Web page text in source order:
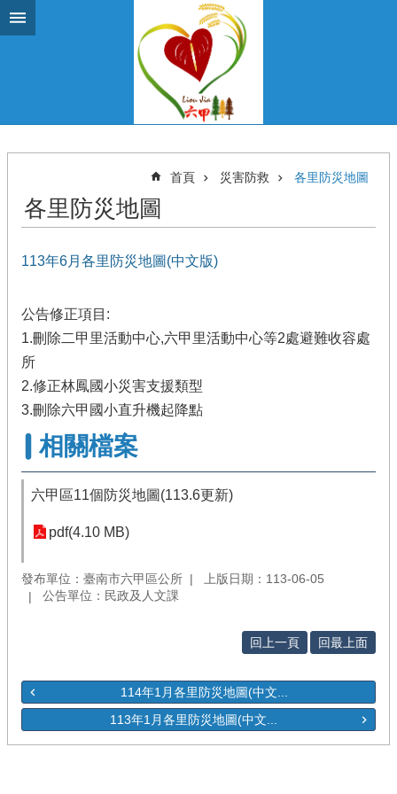
跳到主要內容區塊
首頁 災害防救 各里防災地圖
各里防災地圖
113年6月各里防災地圖(中文版)
公告修正項目:
1.刪除二甲里活動中心,六甲里活動中心等2處避難收容處
所
2.修正林鳳國小災害支援類型
3.刪除六甲國小直升機起降點
相關檔案
六甲區11個防災地圖(113.6更新)
pdf(4.10 MB)
發布單位：臺南市六甲區公所
上版日期：113-06-05
公告單位：民政及人文課
回上一頁 回最上面
114年1月各里防災地圖(中文...
113年1月各里防災地圖(中文...